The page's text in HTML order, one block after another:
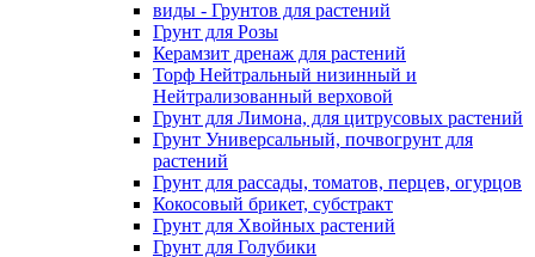
виды - Грунтов для растений
Грунт для Розы
Керамзит дренаж для растений
Торф Нейтральный низинный и
Нейтрализованный верховой
Грунт для Лимона, для цитрусовых растений
Грунт Универсальный, почвогрунт для
растений
Грунт для рассады, томатов, перцев, огурцов
Кокосовый брикет, субстракт
Грунт для Хвойных растений
Грунт для Голубики